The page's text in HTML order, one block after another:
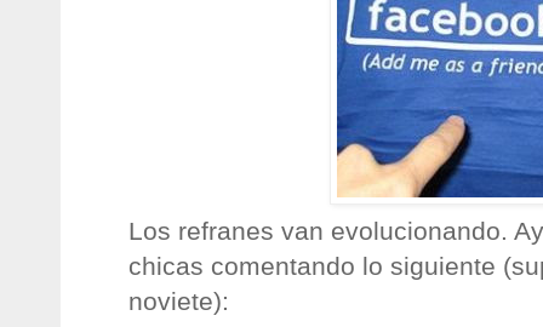
Los refranes van evolucionando.
chicas comentando lo siguiente
noviete):